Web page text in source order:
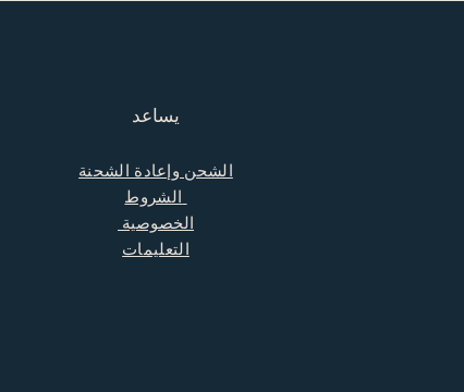
يساعد
الشحن وإعادة الشحنة
الخصوصية
التعليمات